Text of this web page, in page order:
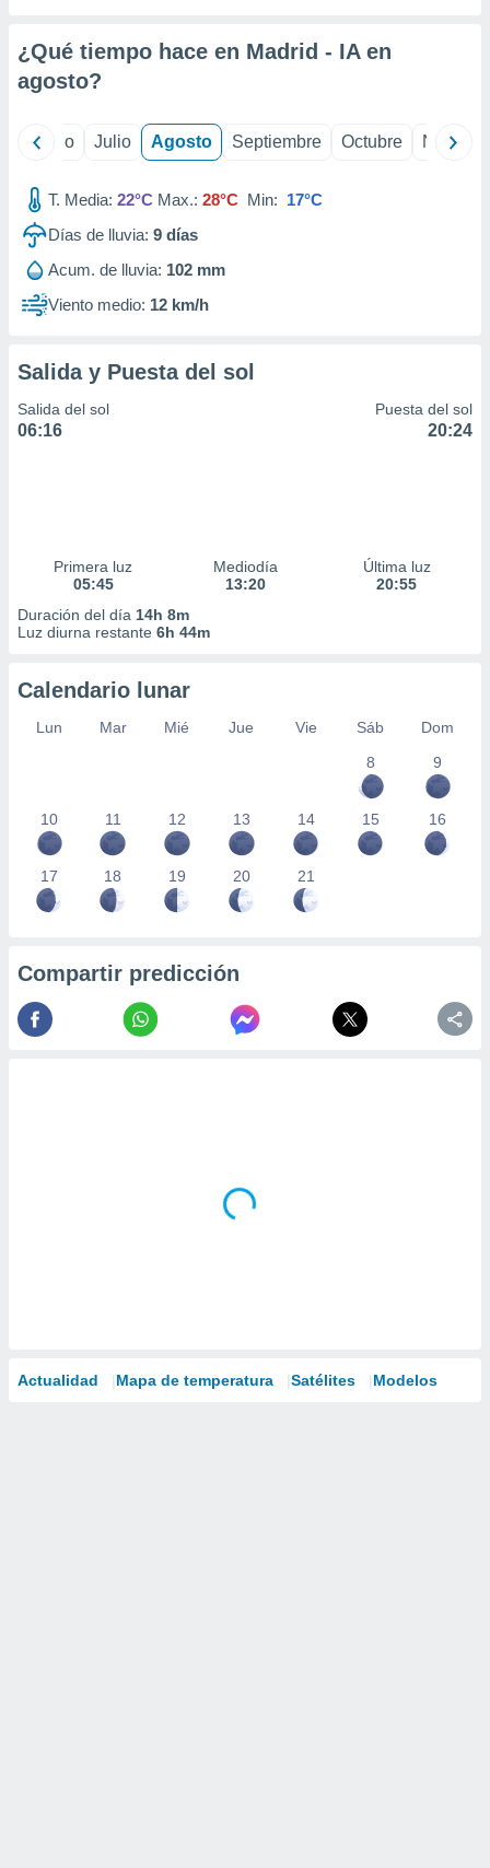
e
mediante
publicidad
publicidad
de
1199
¿Qué tiempo hace en Madrid - IA en
agosto?
Junio Julio Agosto Septiembre Octubre
T. Media: 22°C Max.: 28°C Min: 17°C
Días de lluvia: 9 días
Acum. de lluvia: 102 mm
Viento medio: 12 km/h
Salida y Puesta del sol
Salida del sol
06:16
Puesta del sol
20:24
Primera luz
05:45
Mediodía
13:20
Última luz
20:55
Duración del día 14h 8m
Luz diurna restante 6h 44m
Calendario lunar
Lun Mar Mié Jue Vie Sáb
Dom
8
9
10 11 12 13 14 15 16
17 18 19 20 21
Compartir predicción
Actualidad Mapa de temperatura Satélites Modelos